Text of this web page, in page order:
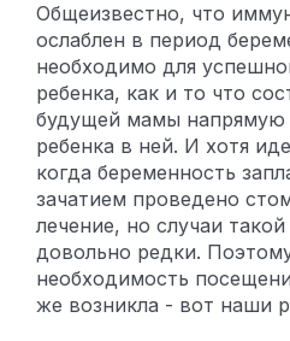
Общеизвестно, что
ослаблен в период
необходимо для
ребенка, как и то что
будущей мамы напрямую
ребенка в ней. И хотя
когда беременность
зачатием проведено
лечение, но случаи
довольно редки.
необходимость
же возникла - вот наши